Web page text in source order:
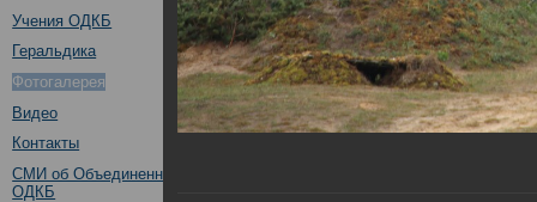
Учения ОДКБ
Геральдика
Фотогалерея
Видео
Контакты
СМИ об Объединенном штабе
ОДКБ